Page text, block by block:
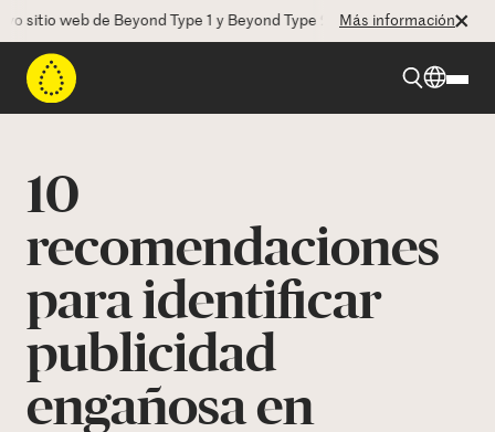
web de Beyond Type 1 y Beyond Type 2! La CEO Deborah Dugan
Más información
Recursos
Programas
10
recomendaciones
para identificar
publicidad
engañosa en